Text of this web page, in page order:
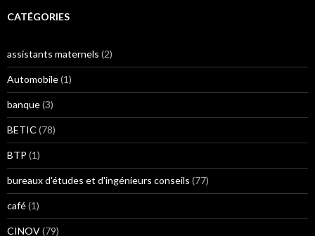
CATÉGORIES
assistants maternels (2)
Automobile(1)
banque(3)
BETIC (78)
BTP (1)
bureaux d'études et d'ingénieurs conseils (77)
café(1)
CINOV(79)